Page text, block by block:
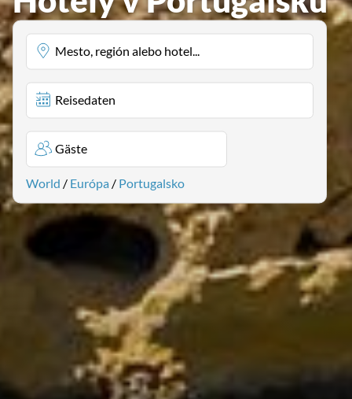
Mesto, región alebo hotel...
Reisedaten
Gäste
World / Európa / Portugalsko